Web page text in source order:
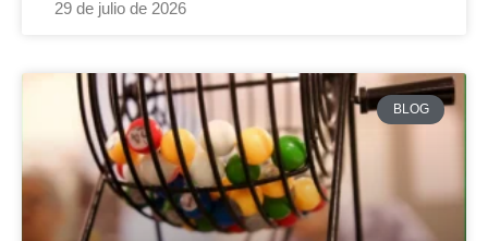
29 de julio de 2026
BLOG